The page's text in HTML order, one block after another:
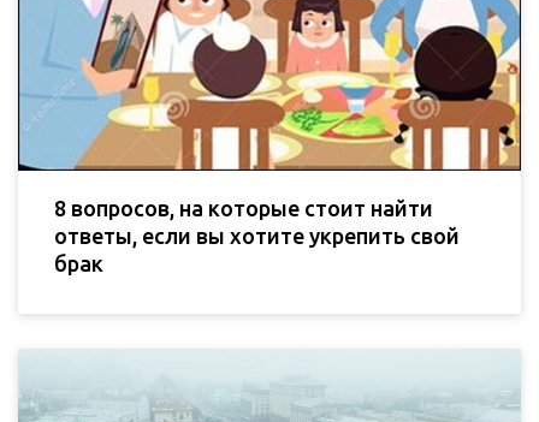
8 вопросов, на которые стоит найти
ответы, если вы хотите укрепить свой
брак